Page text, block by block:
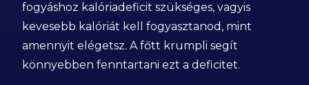
fogyáshoz kalóriadeficit szükséges, vagyis
kevesebb kalóriát kell fogyasztanod, mint
amennyit elégetsz. A főtt krumpli segít
könnyebben fenntartani ezt a deficitet.